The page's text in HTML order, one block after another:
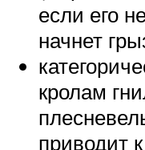
если его
начнет
кролам
приводит